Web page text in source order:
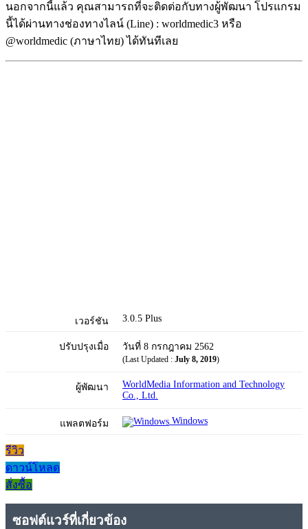
นอกจากนี้แล้ว คุณสามารถที่จะติดต่อกับทางผู้พัฒนา โปรแกรม
นี้ได้ผ่านทางช่องทางไลน์ (Line) : worldmedic3 หรือ
@worldmedic (ภาษาไทย) ได้ทันทีเลย
เวอร์ชัน 3.0.5 Plus
ปรับปรุงเมื่อ วันที่ 8 กรกฎาคม 2562
(Last Updated : July 8, 2019)
ผู้พัฒนา
WorldMedia Information and Technology
Co., Ltd.
แพลตฟอร์ม Windows
รีวิว
ดาวน์โหลด
สั่งซื้อ
ซอฟต์แวร์ที่เกี่ยวข้อง